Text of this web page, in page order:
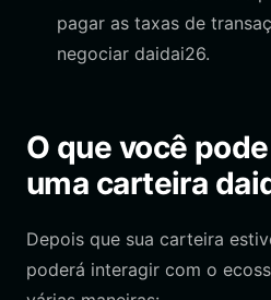
pagar as taxas de
negociar daidai26.
O que você
uma carteira
Depois que sua carteira
poderá interagir com o